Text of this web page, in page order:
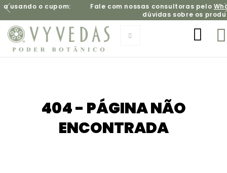
cupom: Fale com nossas consultoras peloWhatsApp e
dúvidas sobre os produtos
404 - PÁGINA NÃO
ENCONTRADA